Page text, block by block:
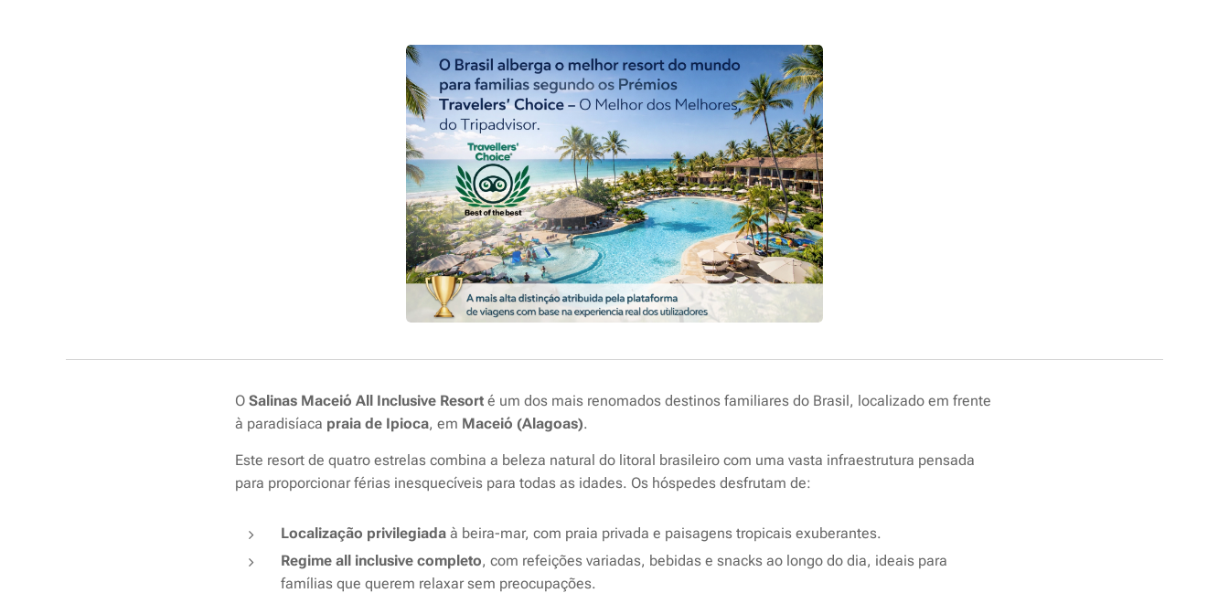
O Salinas Maceió All Inclusive Resort é um dos mais renomados destinos familiares do Brasil, localizado em frente
à paradisíaca praia de Ipioca, em Maceió (Alagoas).
Este resort de quatro estrelas combina a beleza natural do litoral brasileiro com uma vasta infraestrutura pensada
para proporcionar férias inesquecíveis para todas as idades. Os hóspedes desfrutam de:
Localização privilegiada à beira-mar, com praia privada e paisagens tropicais exuberantes.
Regime all inclusive completo, com refeições variadas, bebidas e snacks ao longo do dia, ideais para
famílias que querem relaxar sem preocupações.